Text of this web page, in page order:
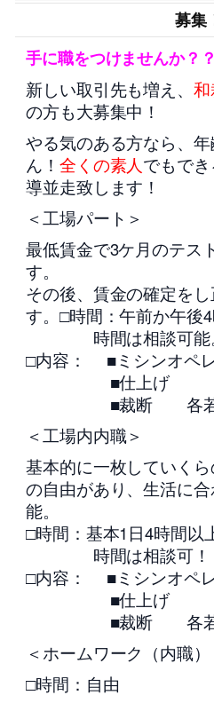
募集
手に職をつけませんか？？
新しい取引先も増え、
の方も大募集中！
やる気のある方なら、
ん！ 全くの素人でもで
導並走致します！
＜工場パート＞
最低賃金で3ケ月のテス
す。
その後、賃金の確定を
す。□時間：午前か午後4
時間は相談可能
□内容： ■ミシンオペ
■仕上げ
■裁断 各若
＜工場内内職＞
基本的に一枚していく
の自由があり、生活に
能。
□時間：基本1日4時間以
時間は相談可！
□内容： ■ミシンオペ
■仕上げ
■裁断 各若
＜ホームワーク（内職）
□時間：自由